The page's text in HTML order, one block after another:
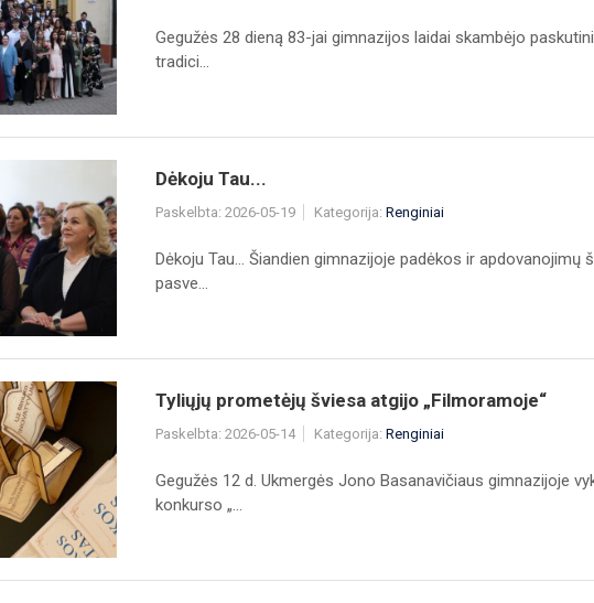
Gegužės 28 dieną 83-jai gimnazijos laidai skambėjo
tradici...
Dėkoju Tau...
Paskelbta: 2026-05-19 Kategorija: Renginiai
Dėkoju Tau... Šiandien gimnazijoje padėkos ir apdovanojimų
pasve...
Tyliųjų prometėjų šviesa atgijo „Filmoramoje“
Paskelbta: 2026-05-14 Kategorija: Renginiai
Gegužės 12 d. Ukmergės Jono Basanavičiaus gimnazijoje
konkurso „...